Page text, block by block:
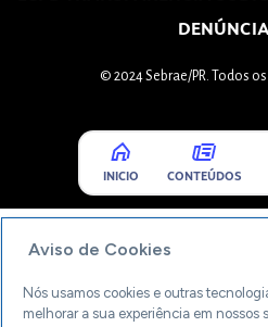
© 2024 Sebrae/PR. Todos
INICIO CONTEÚDOS
Aviso de Cookies
Nós usamos cookies e outras
melhorar a sua experiência em nossos